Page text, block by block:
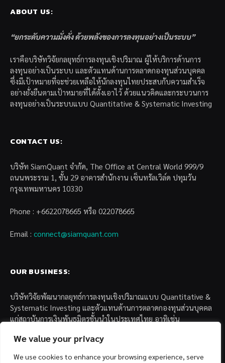
We value your privacy
We use cookies to enhance your browsing experience, serve
ABOUT US:
“ยกระดับความมั่งคั่ง ด้วยพลังของการลงทุนอย่างเป็นระบบ”
เราคือบริษัทวิจัยกลยุทธ์การลงทุนเชิงปริมาณ ผู้ให้บริการด้านการ
ลงทุนอย่างเป็นระบบ และตัวแทนด้านการตลาดกองทุนส่วนบุคคล
ซึ่งมีเป้าหมายที่จะช่วยเหลือให้นักลงทุนไทยประสบกับความสำเร็จ
อย่างยั่งยืนตามเป้าหมายที่ได้ตั้งเอาไว้ ด้วยแนวคิดและกระบวนการ
ลงทุนอย่างเป็นระบบแบบ Quantitative & Systematic Investing
CONTACT US:
บริษัท SiamQuant จำกัด, The Office at Central World 999/9
ถนนพระราม 1, ชั้น 29 อาคารสำนักงาน เซ็นทรัลเวิล์ด ปทุมวัน
กรุงเทพมหานคร 10330
Phone : +6622078665 หรือ 022078665
Email : connect@siamquant.com
OUR BUSINESS:
บริษัทวิจัยพัฒนากลยุทธ์การลงทุนเชิงปริมาณแบบ Quantitative &
Systematic Investing และตัวแทนด้านการตลาดกองทุนส่วนบุคคล
แก่สถาบันการเงินพันธมิตรชั้นนำในประเทศไทย อาทิเช่น
– บล. กรุงไทย เอ็กซ์สปริง จำกัด
– บล. ฟิลลิป (ประเทศไทย) จำกัด (มหาชน)